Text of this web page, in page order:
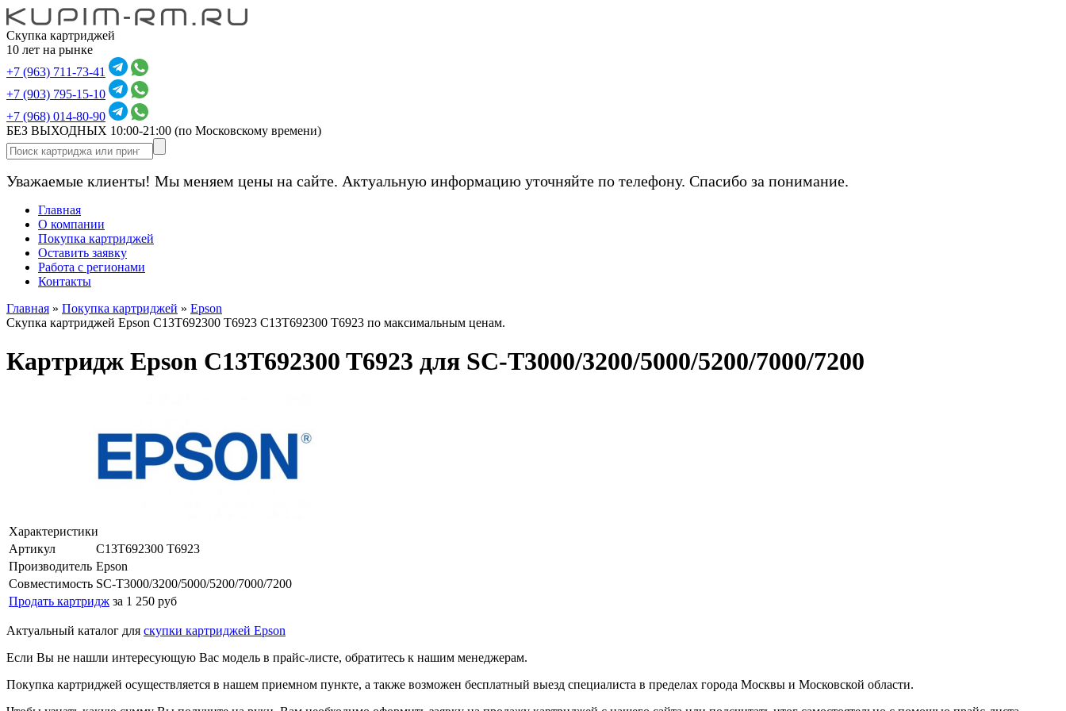
Скупка картриджей
10 лет на рынке
+7 (963) 711-73-41
+7 (903) 795-15-10
+7 (968) 014-80-90
БЕЗ ВЫХОДНЫХ 10:00-21:00 (по Московскому времени)
Уважаемые клиенты! Мы меняем цены на сайте. Актуальную информацию уточняйте по телефону. Спасибо за понимание.
Главная
О компании
Покупка картриджей
Оставить заявку
Работа с регионами
Контакты
Главная » Покупка картриджей » Epson
Скупка картриджей Epson C13T692300 T6923 C13T692300 T6923 по максимальным ценам.
Картридж Epson C13T692300 T6923 для SC-T3000/3200/5000/5200/7000/7200
Характеристики
Артикул
C13T692300 T6923
Производитель Epson
Совместимость SC-T3000/3200/5000/5200/7000/7200
Продать картридж за 1 250 руб
Актуальный каталог для скупки картриджей Epson
Если Вы не нашли интересующую Вас модель в прайс-листе, обратитесь к нашим менеджерам.
Покупка картриджей осуществляется в нашем приемном пункте, а также возможен бесплатный выезд специалиста в пределах города Москвы и Московской области.